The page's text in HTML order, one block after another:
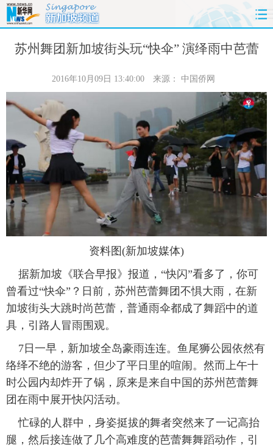
首页 时政 国际 财经
体育 人事
时尚 地方 法治
港澳 台湾 华人 汽车
科技 能源 房产 公司
图片 视频 彩票 食品
健康 信息化 数据
富媒体 摄影 新华广播
新华电视中文
苏州舞团新加坡街头玩“快伞” 演绎雨中芭蕾
2016年10月09日 13:40:00 来源： 中国侨网
资料图(新加坡媒体)
据新加坡《联合早报》报道，“快闪”看多了，你可
曾看过“快伞”？日前，苏州芭蕾舞团不惧大雨，在新
加坡街头大跳时尚芭蕾，普通雨伞都成了舞蹈中的道
具，引路人冒雨围观。
7日一早，新加坡全岛豪雨连连。鱼尾狮公园依然有
络绎不绝的游客，但少了平日里的喧闹。然而上午十
时公园内却炸开了锅，原来是来自中国的苏州芭蕾舞
团在雨中展开快闪活动。
忙碌的人群中，身姿挺拔的舞者突然来了一记高抬
腿，然后接连做了几个高难度的芭蕾舞舞蹈动作，引